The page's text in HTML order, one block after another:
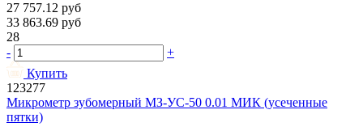
27 757.12 руб
33 863.69 руб
28
-
+
Купить
123277
Микрометр зубомерный МЗ-УС-50 0.01 МИК (усеченные
пятки)